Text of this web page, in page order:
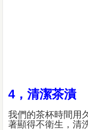
4，清潔茶漬
我們的茶杯時間用
著顯得不衛生，清